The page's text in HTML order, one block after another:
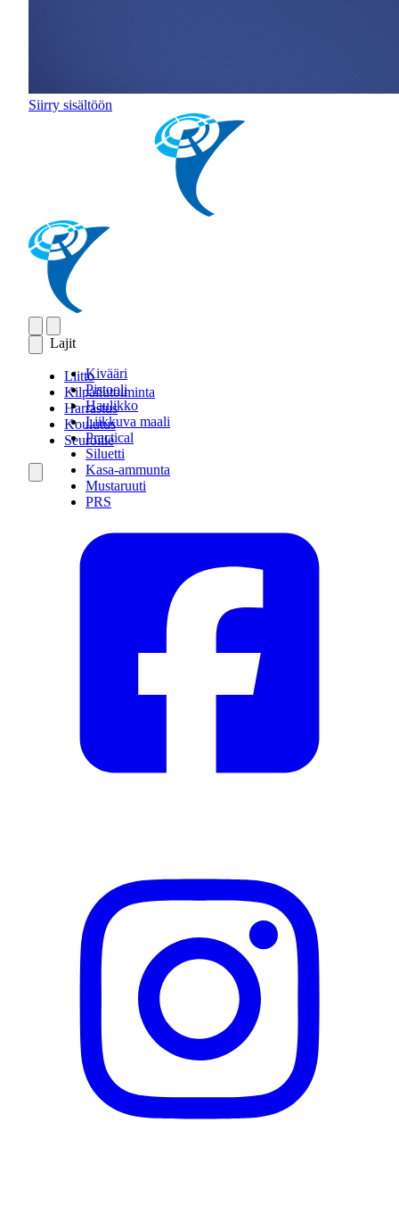
Siirry sisältöön
Lajit
Kivääri
Pistooli
Haulikko
Liikkuva maali
Practical
Siluetti
Kasa-ammunta
Mustaruuti
PRS
Liitto
Kilpailutoiminta
Harrastus
Koulutus
Seuroille